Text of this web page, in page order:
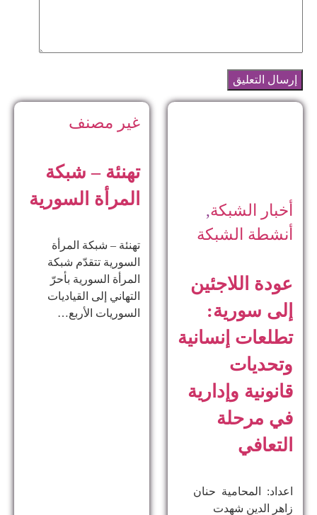
أخبار الشبكة,
أنشطة الشبكة
عودة اللاجئين
إلى سورية:
تطلعات إنسانية
وتحديات
قانونية وإدارية
في مرحلة
التعافي
اعداد: المحامية حنان
زاهر الدين ​شهدت
غير مصنف
تهنئة – شبكة
المرأة السورية
تهنئة – شبكة المرأة
السورية تتقدّم شبكة
المرأة السورية بأحرّ
التهاني إلى القياديات
السوريات الأربع…